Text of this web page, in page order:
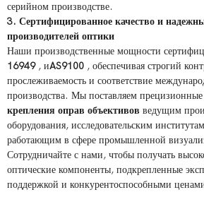
серийном производстве.
3. Сертифицированное качество и
производителей оптики
Наши производственные мощности
16949, иAS9100 , обеспечивая строгий
прослеживаемость и соответствие
производства. Мы поставляем прецизионные
крепления оправ объективов ведущим
оборудования, исследовательским
работающим в сфере промышленной
Сотрудничайте с нами, чтобы получать
оптические компоненты, подкрепленные
поддержкой и конкурентоспособными